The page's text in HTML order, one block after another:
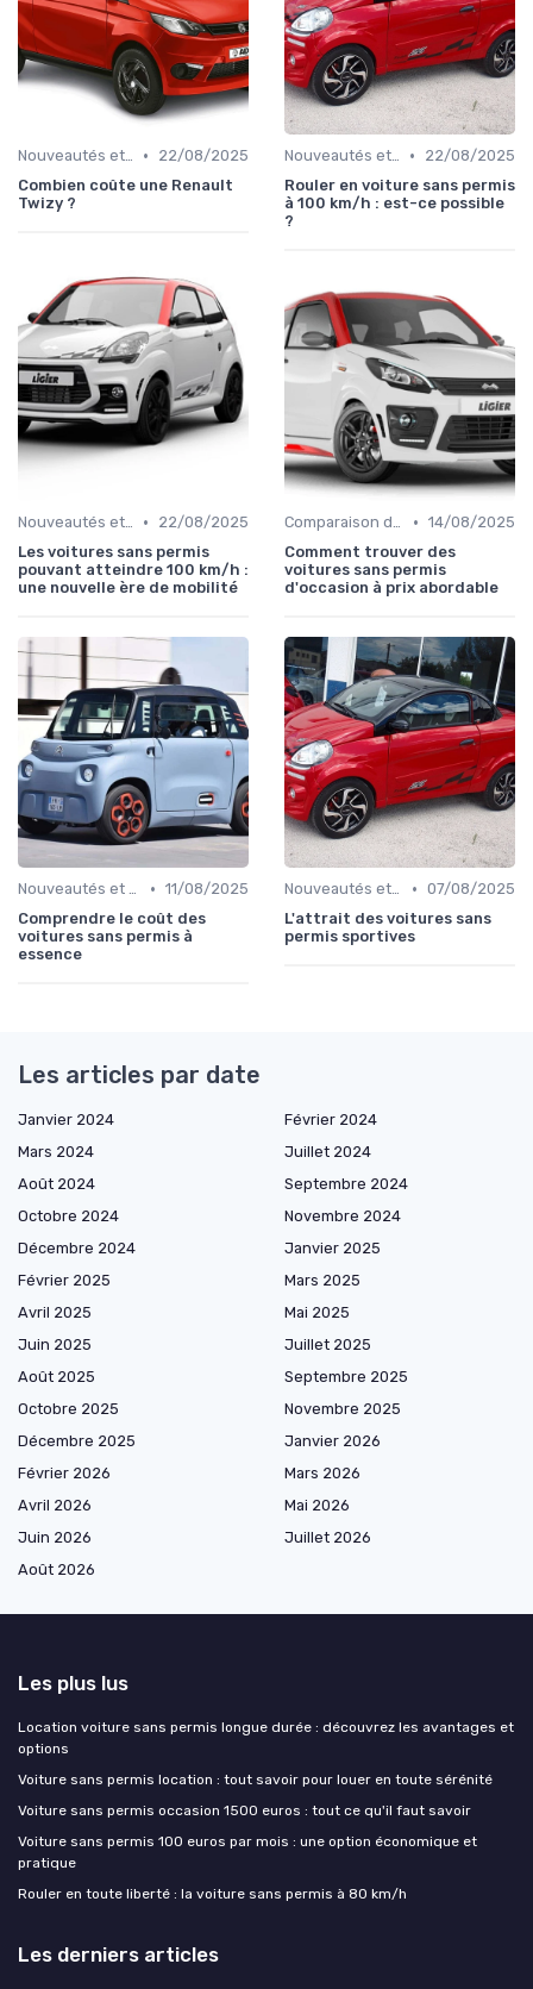
Nouveautés et Tendances •
22/08/2025
Combien coûte une Renault
Twizy ?
Nouveautés et Tendances •
22/08/2025
Rouler en voiture sans permis
à 100 km/h : est-ce possible
?
Nouveautés et Tendances •
22/08/2025
Les voitures sans permis
pouvant atteindre 100 km/h :
une nouvelle ère de mobilité
Comparaison des Modèles • 14/08/2025
Comment trouver des
voitures sans permis
d'occasion à prix abordable
Nouveautés et Tendances • 11/08/2025
Comprendre le coût des
voitures sans permis à
essence
Nouveautés et Tendances • 07/08/2025
L'attrait des voitures sans
permis sportives
Les articles par date
Janvier 2024
Février 2024
Mars 2024
Juillet 2024
Août 2024
Septembre 2024
Octobre 2024
Novembre 2024
Décembre 2024
Janvier 2025
Février 2025
Mars 2025
Avril 2025
Mai 2025
Juin 2025
Juillet 2025
Août 2025
Septembre 2025
Octobre 2025
Novembre 2025
Décembre 2025
Janvier 2026
Février 2026
Mars 2026
Avril 2026
Mai 2026
Juin 2026
Juillet 2026
Août 2026
Les plus lus
Location voiture sans permis longue durée : découvrez les avantages et
options
Voiture sans permis location : tout savoir pour louer en toute sérénité
Voiture sans permis occasion 1500 euros : tout ce qu'il faut savoir
Voiture sans permis 100 euros par mois : une option économique et
pratique
Rouler en toute liberté : la voiture sans permis à 80 km/h
Les derniers articles